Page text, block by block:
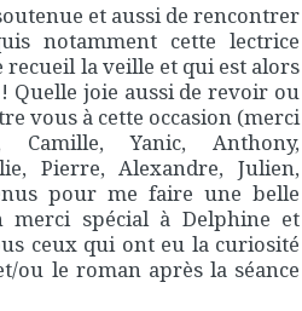
et aussi de rencontrer
notamment cette lectrice
la veille et qui est alors
Quelle joie aussi de revoir ou
vous à cette occasion (merci
Camille, Yanic, Anthony,
Pierre, Alexandre, Julien,
pour me faire une belle
spécial à Delphine et
ceux qui ont eu la curiosité
ou le roman après la séance